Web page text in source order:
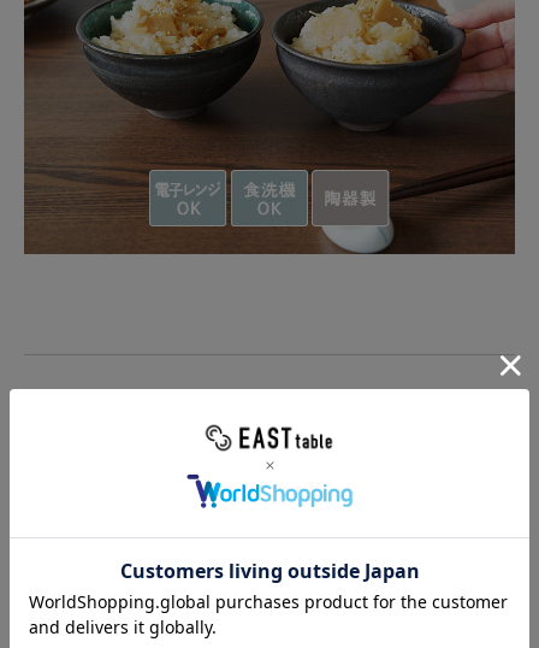
少し大きめサイズで男性にも満足のサイズなので、お茶漬け茶碗
自然な釉薬が味わい深く、お米の色がきれいに引き立ち、炊きた
和食だけではなく、洋食・アジアン料理にもしっくり馴染みます。